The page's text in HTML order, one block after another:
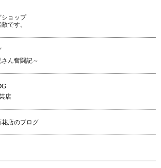
ショップ
です。
ん奮闘記～
店
花店のブログ